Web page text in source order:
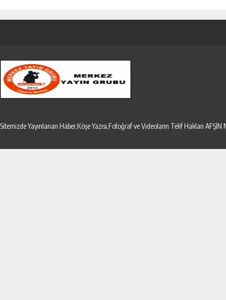
Sitemizde Yayınlanan Haber,Köşe Yazısı,Fotoğraf ve Videoların Telif Hakları